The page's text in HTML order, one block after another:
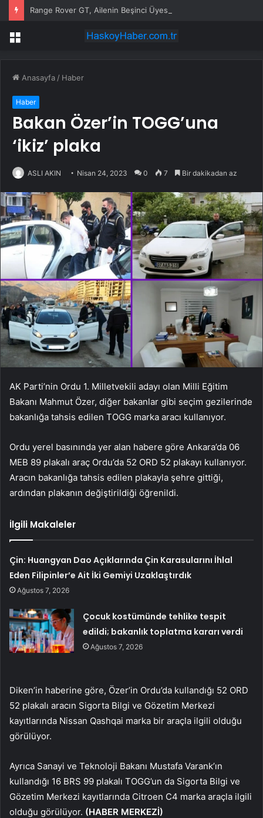
Range Rover GT, Ailenin Beşinci Üyesi Olarak Tanıtıldı
Menü
Anasayfa / Haber
Haber
Bakan Özer’in TOGG’una
‘ikiz’ plaka
ASLI AKIN Nisan 24, 2023 0 7 Bir dakikadan az
AK Parti’nin Ordu 1. Milletvekili adayı olan Milli Eğitim
Bakanı Mahmut Özer, diğer bakanlar gibi seçim gezilerinde
bakanlığa tahsis edilen TOGG marka aracı kullanıyor.
Ordu yerel basınında yer alan habere göre Ankara’da 06
MEB 89 plakalı araç Ordu’da 52 ORD 52 plakayı kullanıyor.
Aracın bakanlığa tahsis edilen plakayla şehre gittiği,
ardından plakanın değiştirildiği öğrenildi.
İlgili Makaleler
Çin: Huangyan Dao Açıklarında Çin Karasularını İhlal
Eden Filipinler’e Ait İki Gemiyi Uzaklaştırdık
Ağustos 7, 2026
Çocuk kostümünde tehlike tespit
edildi; bakanlık toplatma kararı verdi
Ağustos 7, 2026
Diken’in haberine göre, Özer’in Ordu’da kullandığı 52 ORD
52 plakalı aracın Sigorta Bilgi ve Gözetim Merkezi
kayıtlarında Nissan Qashqai marka bir araçla ilgili olduğu
görülüyor.
Ayrıca Sanayi ve Teknoloji Bakanı Mustafa Varank’ın
kullandığı 16 BRS 99 plakalı TOGG’un da Sigorta Bilgi ve
Gözetim Merkezi kayıtlarında Citroen C4 marka araçla ilgili
olduğu görülüyor. (HABER MERKEZİ)